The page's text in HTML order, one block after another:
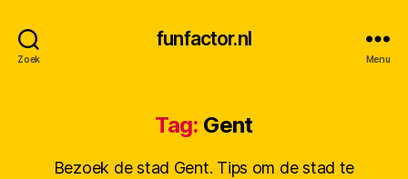
Zoek
funfactor.nl
Menu
Tag: Gent
Bezoek de stad Gent. Tips om de stad te